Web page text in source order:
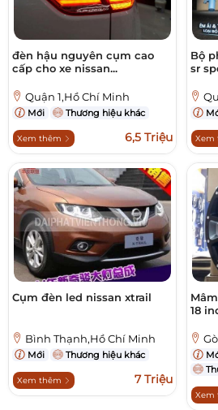
đèn hậu nguyên cụm cao
cấp cho xe nissan...
Quận 1,Hồ Chí Minh
Mới Thương hiệu khác
Xem thêm 6,5 Triệu
Bộ
sr
Xem
Cụm đèn led nissan xtrail
Bình Thạnh,Hồ Chí Minh
Mới Thương hiệu khác
Xem thêm 7 Triệu
18
Xem